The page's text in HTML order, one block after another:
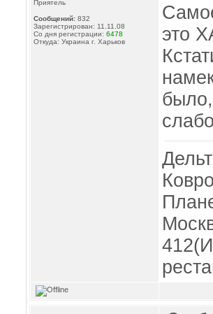
Приятель
Сообщений: 832
Зарегистрирован: 11.11.08
Со дня регистрации: 6478
Откуда: Украина г. Харьков
это